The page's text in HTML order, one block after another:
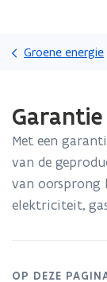
Groene energie
met
laden.
bevindt
op:
Garantie
Met een
van de
van oorsprong
elektriciteit,
OP DEZE